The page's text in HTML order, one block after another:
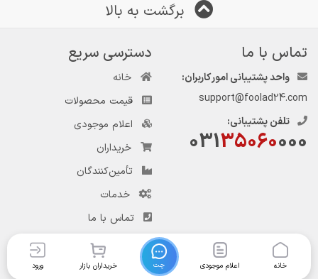
برگشت به بالا
تماس با ما
واحد پشتیبانی امور کاربران:
support@foolad24.com
تلفن پشتیبانی:
03135060000
دسترسی سریع
خانه
قیمت محصولات
اعلام موجودی
خریداران
تأمین‌کنندگان
خدمات
تماس با ما
خانه اعلام موجودی چت خریداران بازار ورود